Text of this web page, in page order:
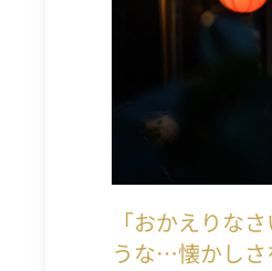
「おかえりな
うな…懐かしさ